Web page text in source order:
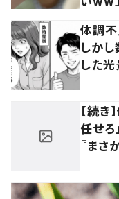
体調不
しか
した
【続
任せろ
『まさ